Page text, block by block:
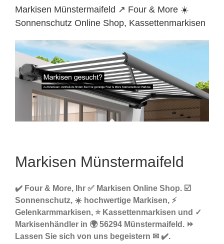
Markisen Münstermaifeld ↗️ Four & More ☀️
Sonnenschutz Online Shop, Kassettenmarkisen
Markisen Münstermaifeld
✔️ Four & More, Ihr ✅ Markisen Online Shop. ☑️
Sonnenschutz, ☀️ hochwertige Markisen, ⚡
Gelenkarmmarkisen, ⭐ Kassettenmarkisen und ✓
Markisenhändler in 🌍 56294 Münstermaifeld. ⏩
Lassen Sie sich von uns begeistern ✉ ✔️.